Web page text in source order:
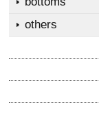
others